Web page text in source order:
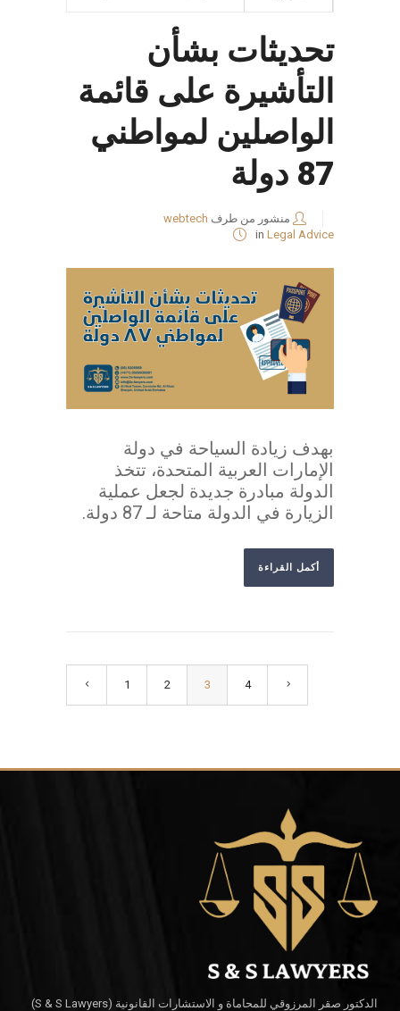
تحديثات بشأن
التأشيرة على قائمة
الواصلين لمواطني
87 دولة
منشور من طرف webtech
in Legal Advice
بهدف زيادة السياحة في دولة
الإمارات العربية المتحدة، تتخذ
الدولة مبادرة جديدة لجعل عملية
الزيارة في الدولة متاحة لـ 87 دولة.
أكمل القراءة
1 2 3 4
الدكتور صقر المرزوقي للمحاماة و الاستشارات القانونية (S & S Lawyers)